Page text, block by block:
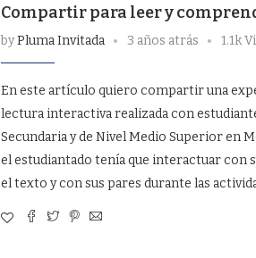
Compartir para leer y
byPluma Invitada 3 años atrás 1.1k
En este artículo quiero compartir una
lectura interactiva realizada con
Secundaria y de Nivel Medio Superior en
el estudiantado tenía que interactuar con
el texto y con sus pares durante las